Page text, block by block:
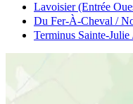
Lavoisier (Entrée
Du Fer-À-Cheval /
Terminus Sainte-